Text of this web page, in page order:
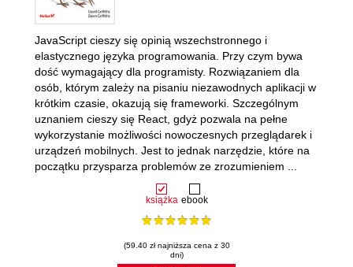
książka ebook
(59.40 zł najniższa cena z 30
dni)
JavaScript cieszy się opinią wszechstronnego i
elastycznego języka programowania. Przy czym bywa
dość wymagający dla programisty. Rozwiązaniem dla
osób, którym zależy na pisaniu niezawodnych aplikacji w
krótkim czasie, okazują się frameworki. Szczególnym
uznaniem cieszy się React, gdyż pozwala na pełne
wykorzystanie możliwości nowoczesnych przeglądarek i
urządzeń mobilnych. Jest to jednak narzędzie, które na
początku przysparza problemów ze zrozumieniem ...